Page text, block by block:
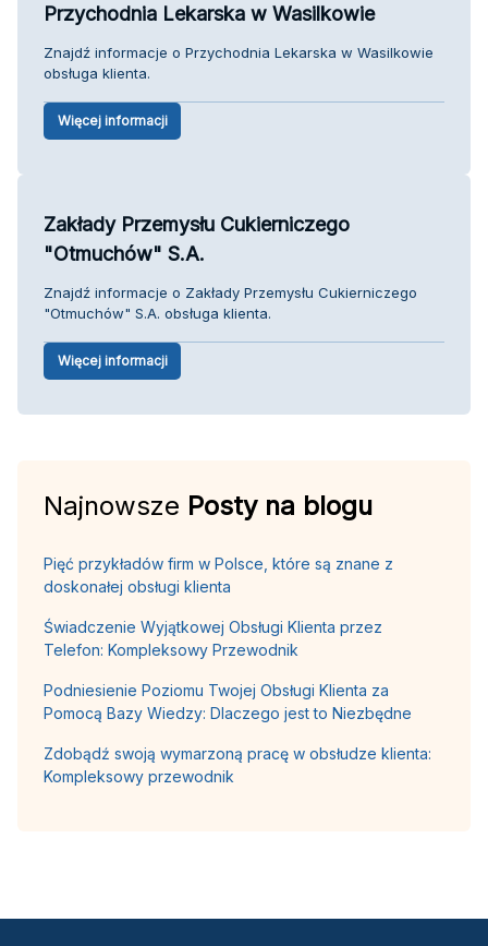
Przychodnia Lekarska w Wasilkowie
Znajdź informacje o Przychodnia Lekarska w Wasilkowie
obsługa klienta.
Więcej informacji
Zakłady Przemysłu Cukierniczego
"Otmuchów" S.A.
Znajdź informacje o Zakłady Przemysłu Cukierniczego
"Otmuchów" S.A. obsługa klienta.
Więcej informacji
Najnowsze Posty na blogu
Pięć przykładów firm w Polsce, które są znane z
doskonałej obsługi klienta
Świadczenie Wyjątkowej Obsługi Klienta przez
Telefon: Kompleksowy Przewodnik
Podniesienie Poziomu Twojej Obsługi Klienta za
Pomocą Bazy Wiedzy: Dlaczego jest to Niezbędne
Zdobądź swoją wymarzoną pracę w obsłudze klienta:
Kompleksowy przewodnik